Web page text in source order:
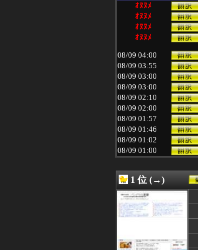
ｵﾇﾇﾒ
ｵﾇﾇﾒ
ｵﾇﾇﾒ
ｵﾇﾇﾒ
08/09 04:00
08/09 03:55
08/09 03:00
08/09 03:00
08/09 02:10
08/09 02:00
08/09 01:57
08/09 01:46
08/09 01:02
08/09 01:00
08/09 00:48
08/09 00:31
08/09 00:00
08/09 00:00
08/08 23:46
08/08 23:11
1 位 (→)